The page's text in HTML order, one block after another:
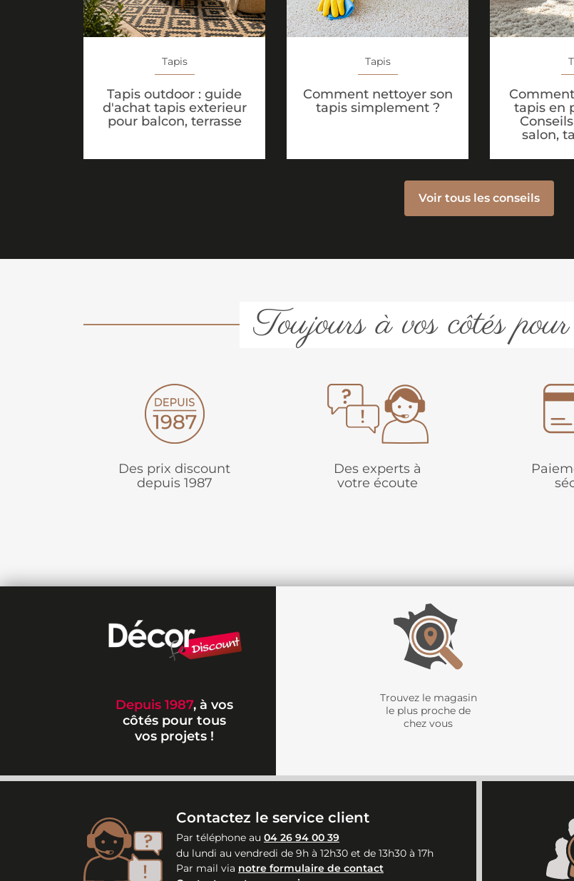
Tapis
Tapis outdoor : guide
d'achat tapis exterieur
pour balcon, terrasse
Tapis
Comment nettoyer son
tapis simplement ?
tapis en
salon,
Voir tous les conseils
Toujours à vos côtés
Des prix discount
depuis 1987
Des experts à
votre écoute
Depuis 1987, à vos
côtés pour tous
vos projets !
Trouvez le magasin
le plus proche de
chez vous
Contactez le service client
Par téléphone au 04 26 94 00 39
du lundi au vendredi de 9h à 12h30 et de 13h30 à 17h
Par mail via notre formulaire de contact